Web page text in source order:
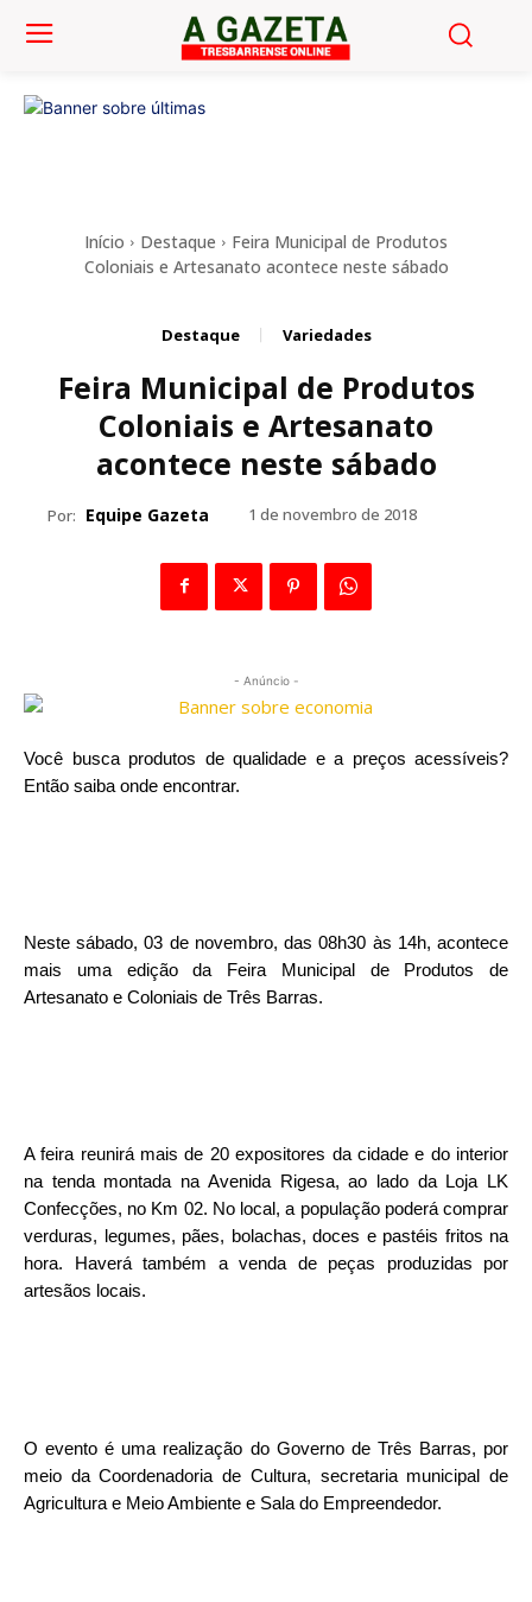
Início Destaque
Feira Municipal de Produtos
Coloniais e Artesanato acontece neste sábado
Destaque Variedades
Feira Municipal de Produtos
Coloniais e Artesanato
acontece neste sábado
Por: Equipe Gazeta 1 de novembro de 2018
- Anúncio -
Você busca produtos de qualidade e a preços acessíveis?
Então saiba onde encontrar.
Neste sábado, 03 de novembro, das 08h30 às 14h, acontece
mais uma edição da Feira Municipal de Produtos de
Artesanato e Coloniais de Três Barras.
A feira reunirá mais de 20 expositores da cidade e do interior
na tenda montada na Avenida Rigesa, ao lado da Loja LK
Confecções, no Km 02. No local, a população poderá comprar
verduras, legumes, pães, bolachas, doces e pastéis fritos na
hora. Haverá também a venda de peças produzidas por
artesãos locais.
O evento é uma realização do Governo de Três Barras, por
meio da Coordenadoria de Cultura, secretaria municipal de
Agricultura e Meio Ambiente e Sala do Empreendedor.